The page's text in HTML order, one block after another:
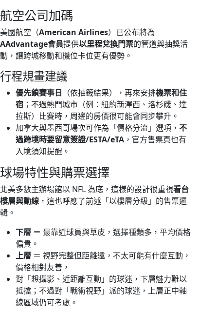
航空公司加碼
美國航空（American Airlines）已公布將為
AAdvantage會員提供以里程兌換門票的管道與抽獎活
動，讓跨城移動和機位卡位更有優勢。
行程規畫建議
優先鎖賽事日 （依抽籤結果），再來安排機票和住
宿 ；不過熱門城市（例：紐約新澤西、洛杉磯、達
拉斯）比賽時，周邊的房價很可能會同步攀升。
加拿大與墨西哥場次可作為「價格分流」選項， 不
過跨境時要留意簽證/ESTA/eTA ，官方售票頁也有
入境須知提醒。
球場特性與購票選擇
北美多數主辦場館以 NFL 為底，這樣的設計很重視看台
樓層與動線 ，這也呼應了前述「以樓層分級」的售票邏
輯。
下層 ＝ 最靠近球員與草皮，選擇種類多，平均價格
偏貴。
上層 ＝ 視野完整但距離遠，不太可能有什麼互動，
價格相對友善，
對「想攝影、近距離互動」的球迷，下層魅力難以
抵擋；不過對「戰術視野」派的球迷，上層正中軸
線區域仍可考慮。